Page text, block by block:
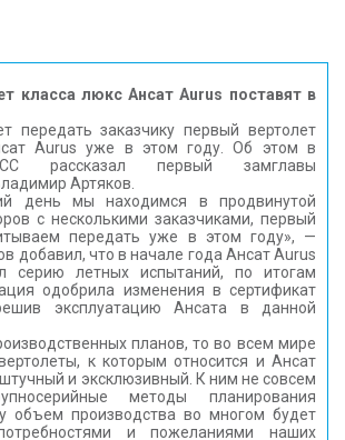
класса люкс Ансат Aurus поставят в
передать заказчику первый вертолет
Aurus уже в этом году. Об этом в
рассказал первый замглавы
Артяков.
день мы находимся в продвинутой
с несколькими заказчиками, первый
передать уже в этом году», —
добавил, что в начале года Ансат Aurus
серию летных испытаний, по итогам
одобрила изменения в сертификат
эксплуатацию Ансата в данной
планов, то во всем мире
к которым относится и Ансат
и эксклюзивный. К ним не совсем
методы планирования
объем производства во многом будет
и пожеланиями наших